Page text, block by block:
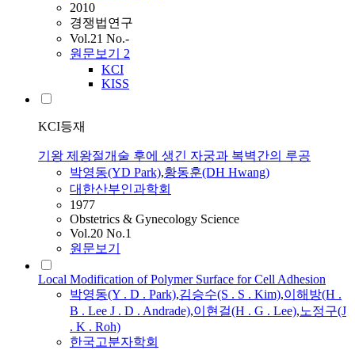
2010
경쟁법연구
Vol.21 No.-
원문보기 2
KCI
KISS
KCI등재
기왕 제왕절개술 후에 생긴 자궁과 복벽간의 루공
박영동(YD Park),황동훈(DH Hwang)
대한산부인과학회
1977
Obstetrics & Gynecology Science
Vol.20 No.1
원문보기
Local Modification of Polymer Surface for Cell Adhesion
박영동(Y . D . Park),김승수(S . S . Kim),이해방(H .
B . Lee J . D . Andrade),이현걸(H . G . Lee),노정구(J
. K . Roh)
한국고분자학회